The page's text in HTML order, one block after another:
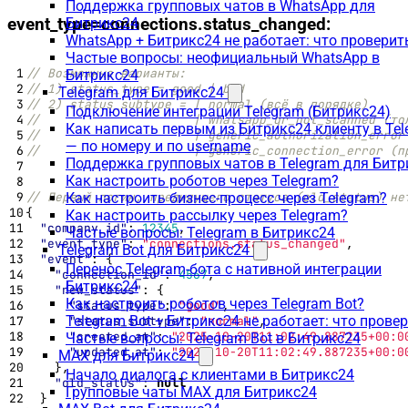
Поддержка групповых чатов в WhatsApp для
Битрикс24
WhatsApp + Битрикс24 не работает: что
Частые вопросы: неофициальный WhatsApp в
Битрикс24
Telegram для Битрикс24
Подключение интеграции Telegram (Битрикс24)
Как написать первым из Битрикс24 клиенту в
— по номеру и по username
Поддержка групповых чатов в Telegram для
Как настроить роботов через Telegram?
Как настроить бизнес-процесс через Telegram?
Как настроить рассылку через Telegram?
Частые вопросы: Telegram в Битрикс24
Telegram Bot для Битрикс24
Перенос Telegram-бота с нативной интеграции
Битрикс24
Как настроить роботов через Telegram Bot?
Telegram Bot + Битрикс24 не работает: что
Частые вопросы: Telegram Bot в Битрикс24
MAX для Битрикс24
Начало диалога с клиентами в Битрикс24
Групповые чаты MAX для Битрикс24
event_type=connections.status_changed:
{
"company_id": 12345,
"event_type": "connections.status_changed" ,
"event": {
"connection_id": 4567,
"new_status" :
{
"status_type": "good",
"status_subtype": "normal",
"created_at": "2025-10-
"updated_at": "2025-10-
},
"old_status": null
}